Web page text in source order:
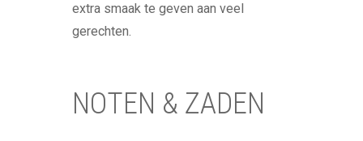
extra smaak te geven aan veel
gerechten.
NOTEN & ZADEN